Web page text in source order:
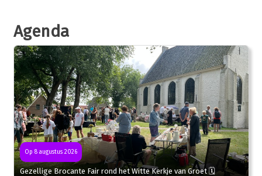
Agenda
Op 8 augustus 2026
Gezellige Brocante Fair rond het Witte Kerkje van Groet 🗓